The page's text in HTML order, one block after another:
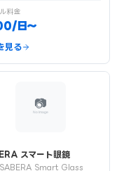
料金
日〜
見る
スマート眼鏡
Smart Glass